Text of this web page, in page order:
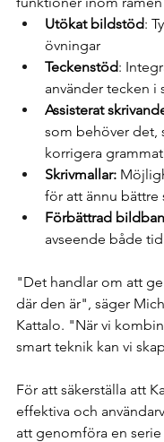
Utökat bildstöd:
övningar
Teckenstöd:
använder tecken
Assisterat
som behöver det,
korrigera
Skrivmallar:
för att ännu bättre
Förbättrad
avseende både
"Det handlar om att
där den är", säger
Kattalo. "När vi
smart teknik kan vi
För att säkerställa att
effektiva och
att genomföra en